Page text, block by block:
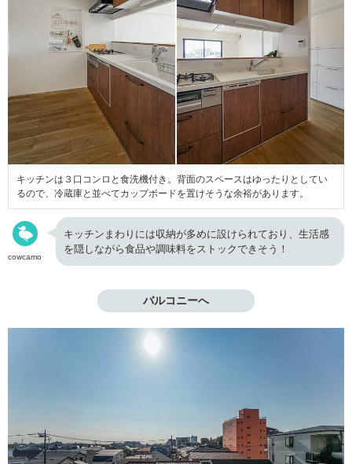
キッチンは３口コンロと食洗機付き。背面のスペースはゆったりとしてい
るので、冷蔵庫と並べてカップボードを置けそうな余裕があります。
cowcamo
キッチンまわりには収納が多めに設けられており、生活感
を隠しながら食品や調味料をストックできそう！
バルコニーへ